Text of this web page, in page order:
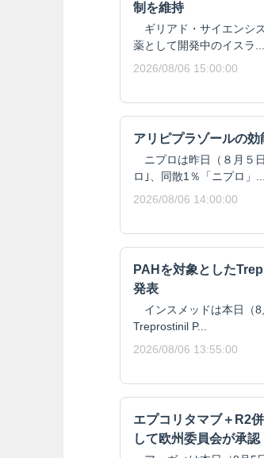
制を維持
ギリアド・サイエンシ
薬として開発中のイスラ...
2026/08/06 15:00:00
アリピプラゾールの
ニプロは昨日（８月５
ロ｣、同散1％「ニプロ」...
2026/08/06 14:00:00
PAHを対象とした
発表
インスメッドは本日（8
Treprostinil P...
2026/08/06 13:55:00
エプコリタマブ＋R2
して欧州委員会が承認